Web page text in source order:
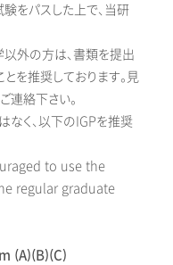
をパスした上で、当研
外の方は、書類を提出
を推奨しております。見
連絡下さい。
なく、以下のIGPを推奨
to use the
regular graduate
(A)(B)(C)